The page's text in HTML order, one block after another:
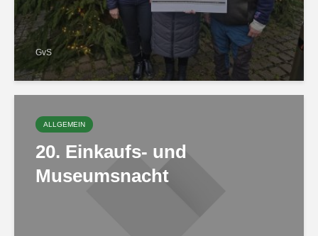
GvS
ALLGEMEIN
20. Einkaufs- und
Museumsnacht